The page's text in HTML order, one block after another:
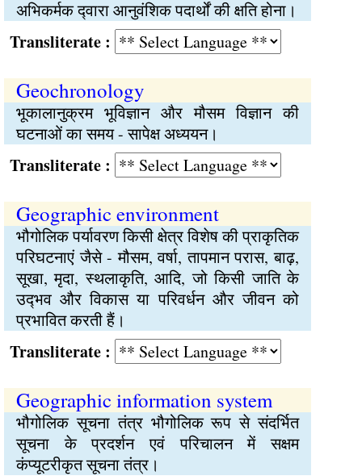
अभिकर्मक द्‍वारा आनुवंशिक पदार्थों की क्षति होना।
:
Geochronology
भूकालानुक्रम भूविज्ञान और मौसम विज्ञान की
घटनाओं का समय - सापेक्ष अध्ययन।
:
Geographic environment
भौगोलिक पर्यावरण किसी क्षेत्र विशेष की प्राकृतिक
परिघटनाएं जैसे - मौसम, वर्षा, तापमान परास, बाढ़,
सूखा, मृदा, स्थलाकृति, आदि, जो किसी जाति के
उद्‍भव और विकास या परिवर्धन और जीवन को
प्रभावित करती हैं।
:
Geographic information system
भौगोलिक सूचना तंत्र भौगोलिक रूप से संदर्भित
सूचना के प्रदर्शन एवं परिचालन में सक्षम
कंप्यूटरीकृत सूचना तंत्र।